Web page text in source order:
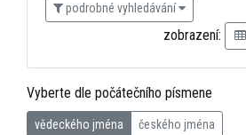
podrobné vyhledávání
zobrazení:
Vyberte dle počátečního písmene
vědeckého jména českého jména